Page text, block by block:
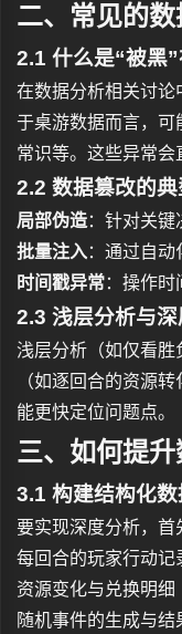
二、常见的
2.1 什么是“被黑
在数据分析相关讨论
于桌游数据而言，可
常识等。这些异常
2.2 数据篡改的典
局部伪造：针对关
批量注入：通过自
时间戳异常：操作
2.3 浅层分析与
浅层分析（如仅看胜
（如逐回合的资源
能更快定位问题点。
三、如何提
3.1 构建结构化
要实现深度分析，首
每回合的玩家行动记
资源变化与兑换明细
随机事件的生成与结